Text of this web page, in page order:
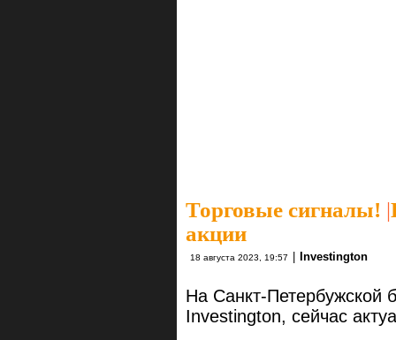
Торговые сигналы! |
акции
18 августа 2023, 19:57 | Investington
На Санкт-Петербужской
Investington, сейчас